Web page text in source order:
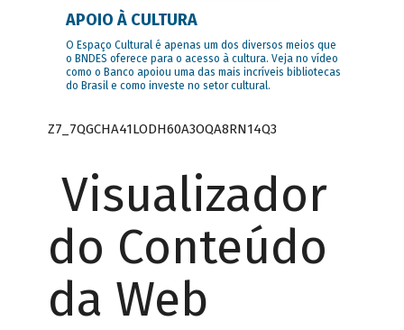
APOIO À CULTURA
O Espaço Cultural é apenas um dos diversos meios que
o BNDES oferece para o acesso à cultura. Veja no vídeo
como o Banco apoiou uma das mais incríveis bibliotecas
do Brasil e como investe no setor cultural.
Z7_7QGCHA41LODH60A3OQA8RN14Q3
Visualizador
do Conteúdo
da Web